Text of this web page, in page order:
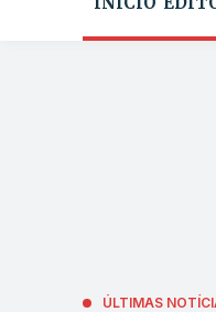
ÚLTIMAS